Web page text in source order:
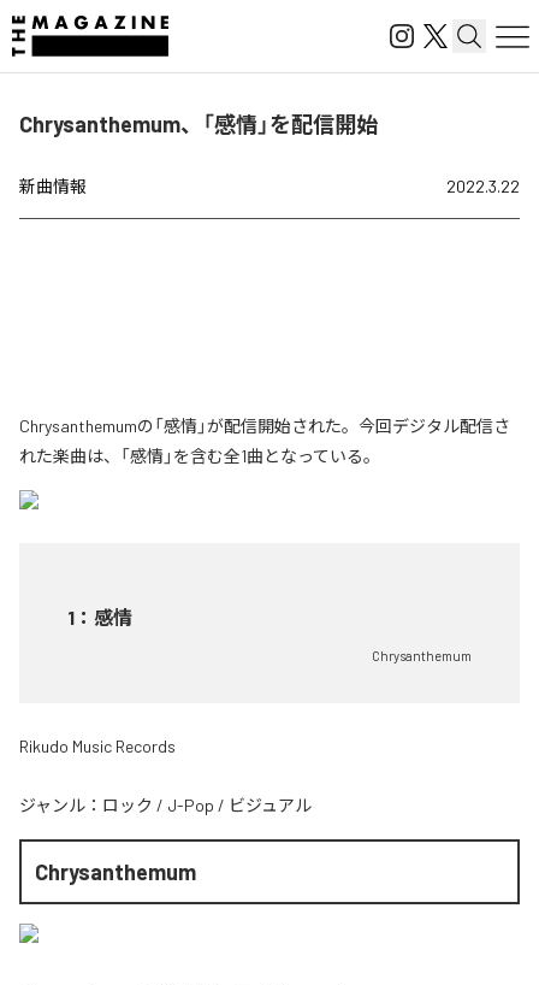
Chrysanthemum、「感情」を配信開始
新曲情報 2022.3.22
Chrysanthemumの「感情」が配信開始された。今回デジタル配信さ
れた楽曲は、「感情」を含む全1曲となっている。
1 ： 感情
Chrysanthemum
Rikudo Music Records
ジャンル： ロック / J-Pop / ビジュアル
Chrysanthemum